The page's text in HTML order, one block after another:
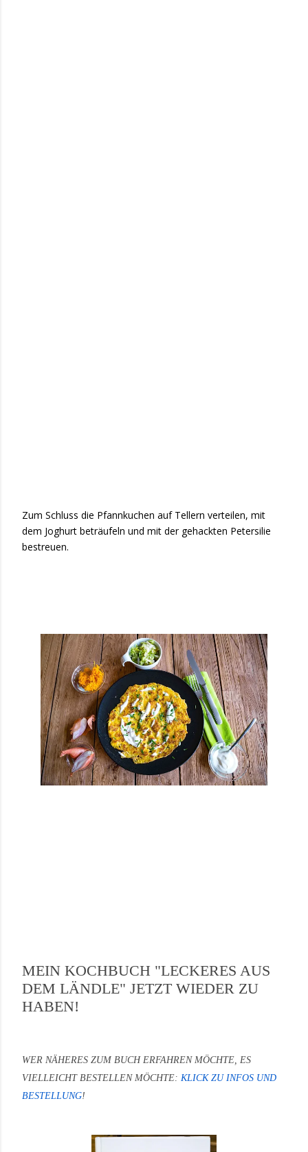
Zum Schluss die Pfannkuchen auf Tellern verteilen, mit
dem Joghurt beträufeln und mit der gehackten Petersilie
bestreuen.
MEIN KOCHBUCH "LECKERES AUS
DEM LÄNDLE" JETZT WIEDER ZU
HABEN!
WER NÄHERES ZUM BUCH ERFAHREN MÖCHTE, ES
VIELLEICHT BESTELLEN MÖCHTE: KLICK ZU INFOS UND
BESTELLUNG!